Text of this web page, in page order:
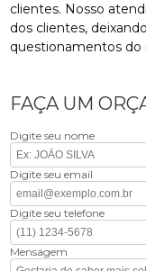
clientes. Nosso
dos clientes,
questionamentos do
FAÇA UM
Digite seu nome
Digite seu email
Digite seu telefone
Mensagem